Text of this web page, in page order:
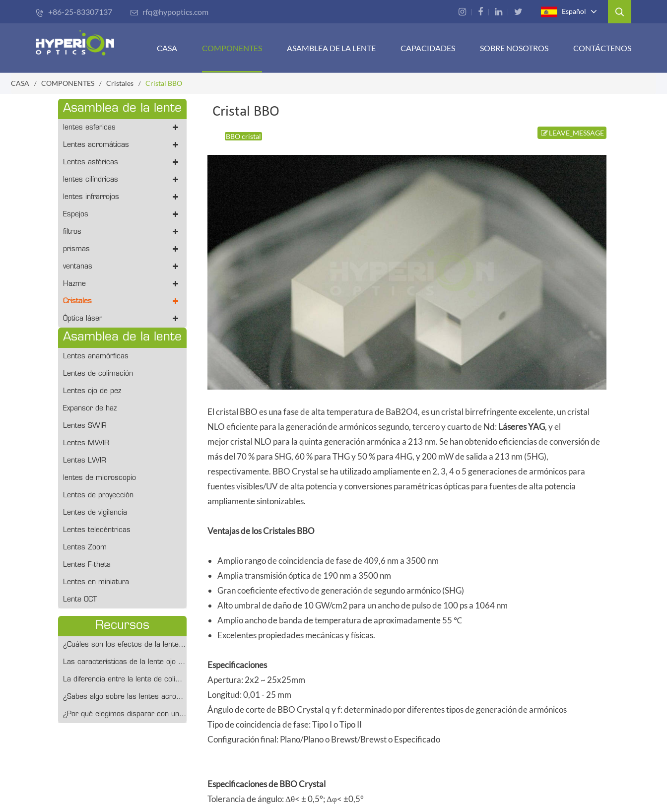
 +86-25-83307137  rfq@hypoptics.com Español
CASA COMPONENTES ASAMBLEA DE LA LENTE CAPACIDADES SOBRE NOSOTROS CONTÁCTENOS
CASA COMPONENTES Cristales Cristal BBO
Asamblea de la lente
lentes esfericas
Lentes acromáticas
Lentes asféricas
lentes cilíndricas
lentes infrarrojos
Espejos
filtros
prismas
ventanas
Hazme
Cristales
Óptica láser
Asamblea de la lente
Lentes anamórficas
Lentes de colimación
Lentes ojo de pez
Expansor de haz
Lentes SWIR
Lentes MWIR
Lentes LWIR
lentes de microscopio
Lentes de proyección
Lentes de vigilancia
Lentes telecéntricas
Lentes Zoom
Lentes F-theta
Lentes en miniatura
Lente OCT
Recursos
¿Cuáles son los efectos de la lente ojo de pez?
Las características de la lente ojo de pez y las escenas adecuadas para disparar
La diferencia entre la lente de colimación y la lente de expansión del haz y la lente de enfoque
¿Sabes algo sobre las lentes acromáticas?
¿Por qué elegimos disparar con una lente anamórfica?
Cristal BBO
BBO cristal LEAVE_MESSAGE
El cristal BBO es una fase de alta temperatura de BaB2O4, es un cristal birrefringente excelente, un cristal
NLO eficiente para la generación de armónicos segundo, tercero y cuarto de Nd: Láseres YAG, y el
mejor cristal NLO para la quinta generación armónica a 213 nm. Se han obtenido eficiencias de conversión de
más del 70 % para SHG, 60 % para THG y 50 % para 4HG, y 200 mW de salida a 213 nm (5HG),
respectivamente. BBO Crystal se ha utilizado ampliamente en 2, 3, 4 o 5 generaciones de armónicos para
fuentes visibles/UV de alta potencia y conversiones paramétricas ópticas para fuentes de alta potencia
ampliamente sintonizables.
Ventajas de los Cristales BBO
Amplio rango de coincidencia de fase de 409,6 nm a 3500 nm
Amplia transmisión óptica de 190 nm a 3500 nm
Gran coeficiente efectivo de generación de segundo armónico (SHG)
Alto umbral de daño de 10 GW/cm2 para un ancho de pulso de 100 ps a 1064 nm
Amplio ancho de banda de temperatura de aproximadamente 55 ℃
Excelentes propiedades mecánicas y físicas.
Especificaciones
Apertura: 2x2 ~ 25x25mm
Longitud: 0,01 - 25 mm
Ángulo de corte de BBO Crystal q y f: determinado por diferentes tipos de generación de armónicos
Tipo de coincidencia de fase: Tipo I o Tipo II
Configuración final: Plano/Plano o Brewst/Brewst o Especificado
Especificaciones de BBO Crystal
Tolerancia de ángulo: Δθ< ± 0,5°; Δφ< ±0,5°